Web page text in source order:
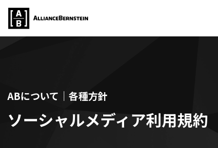
ABについて｜各種方針
ソーシャルメディア利用規約